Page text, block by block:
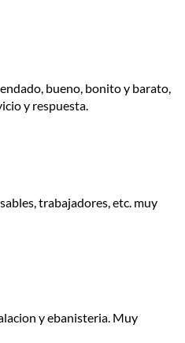
bueno, bonito y barato,
y respuesta.
trabajadores, etc. muy
y ebanisteria. Muy